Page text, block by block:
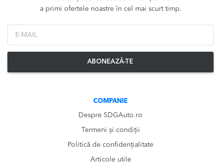
a primi ofertele noastre în cel mai scurt timp.
ABONEAZĂ-TE
COMPANIE
Despre SDGAuto.ro
Termeni și condiții
Politică de confidențialitate
Articole utile